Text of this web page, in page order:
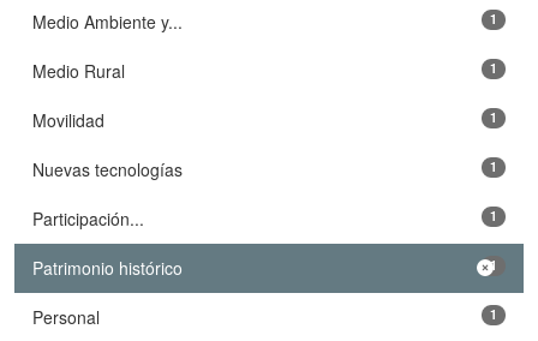
Medio Ambiente y... 1
Medio Rural 1
Movilidad 1
Nuevas tecnologías 1
Participación... 1
Patrimonio histórico 1
Personal 1